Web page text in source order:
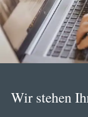
Wir stehen